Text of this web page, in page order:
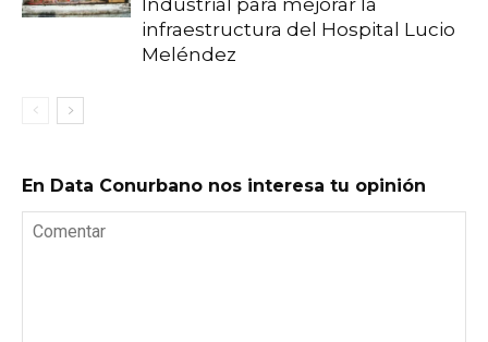
Industrial para mejorar la
infraestructura del Hospital Lucio
Meléndez
En Data Conurbano nos interesa tu opinión